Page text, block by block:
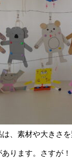
、素材や大きさ
ります。さすが！